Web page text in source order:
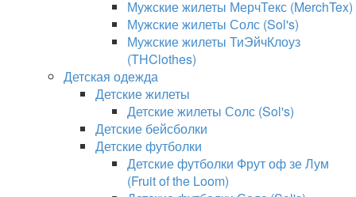
Мужские жилеты МерчТекс (MerchTex)
Мужские жилеты Солс (Sol's)
Мужские жилеты ТиЭйчКлоуз
(THClothes)
Детская одежда
Детские жилеты
Детские жилеты Солс (Sol's)
Детские бейсболки
Детские футболки
Детские футболки Фрут оф зе Лум
(Fruit of the Loom)